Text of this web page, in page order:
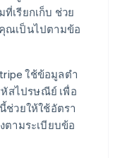
เรียกเก็บ ช่วย
ณเป็นไปตามข้อ
ใช้ข้อมูลตํา
หัสไปรษณีย์ เพื่อ
ช่วยให้ใช้อัตรา
ตามระเบียบข้อ